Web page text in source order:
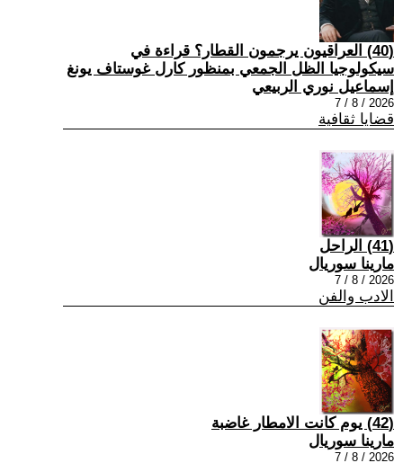
(40) العراقيون يرجمون القطار؟ قراءة في
سيكولوجيا الظل الجمعي بمنظور كارل غوستاف يونغ
إسماعيل نوري الربيعي
2026 / 8 / 7
قضايا ثقافية
(41) الراحل
مارينا سوريال
2026 / 8 / 7
الادب والفن
(42) يوم كانت الامطار غاضبة
مارينا سوريال
2026 / 8 / 7